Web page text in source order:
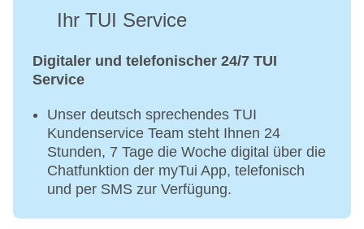
Ihr TUI Service
Digitaler und telefonischer 24/7 TUI
Service
Unser deutsch sprechendes TUI
Kundenservice Team steht Ihnen 24
Stunden, 7 Tage die Woche digital über die
Chatfunktion der myTui App, telefonisch
und per SMS zur Verfügung.